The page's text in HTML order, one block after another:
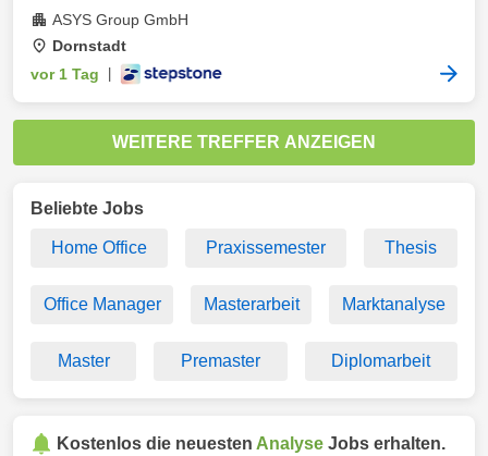
ASYS Group GmbH
Dornstadt
vor 1 Tag
WEITERE TREFFER ANZEIGEN
Beliebte Jobs
Home Office Praxissemester Thesis
Office Manager Masterarbeit Marktanalyse
Master Premaster Diplomarbeit
Kostenlos die neuesten Analyse Jobs erhalten.